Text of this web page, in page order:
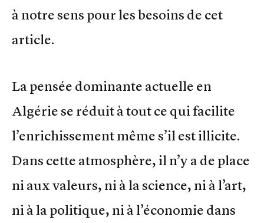
à notre sens pour les besoins de cet
article.
La pensée dominante actuelle en
Algérie se réduit à tout ce qui facilite
l’enrichissement même s’il est illicite.
Dans cette atmosphère, il n’y a de place
ni aux valeurs, ni à la science, ni à l’art,
ni à la politique, ni à l’économie dans